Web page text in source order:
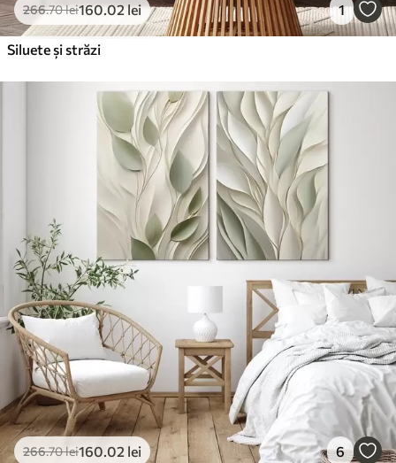
266.70lei160.02lei 1
Siluete și străzi
266.70lei160.02 lei 6